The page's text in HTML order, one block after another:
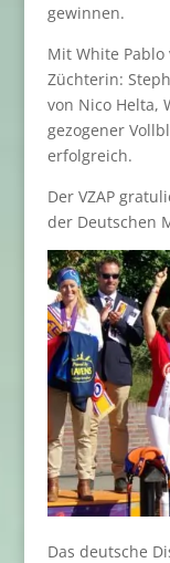
gewinnen.
Mit White Pablo
Züchterin:
von Nico Helta,
gezogener
erfolgreich.
Der VZAP
der Deutschen
Das deutsche